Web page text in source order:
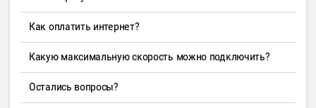
Как оплатить интернет?
Какую максимальную скорость можно подключить?
Остались вопросы?